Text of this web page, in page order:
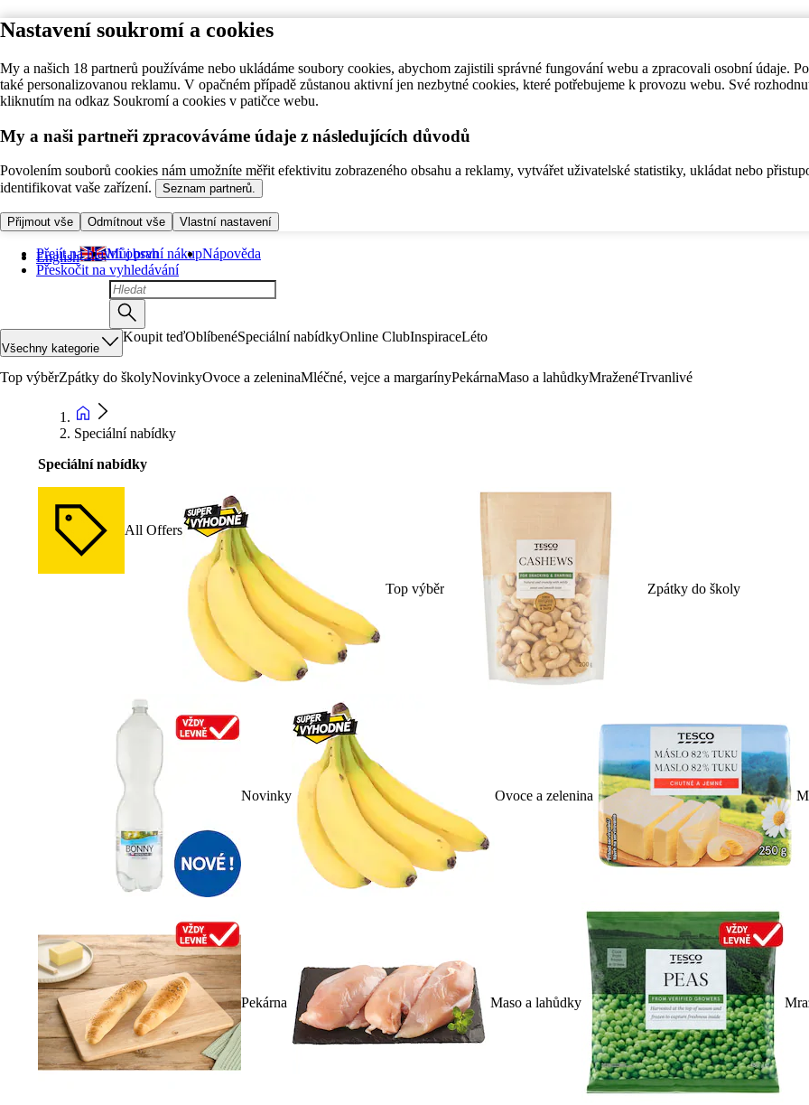
Nastavení soukromí a cookies
My a našich 18 partnerů používáme nebo ukládáme soubory cookies, abychom zajistili správné fungování webu a zpracovali osobní údaje.
také personalizovanou reklamu. V opačném případě zůstanou aktivní jen nezbytné cookies, které potřebujeme k provozu webu. Své
kliknutím na odkaz Soukromí a cookies v patičce webu.
My a naši partneři zpracováváme údaje z následujících důvodů
Povolením souborů cookies nám umožníte měřit efektivitu zobrazeného obsahu a reklamy, vytvářet uživatelské statistiky, ukládat nebo
identifikovat vaše zařízení.
Seznam partnerů.
Přijmout vše Odmítnout vše Vlastní nastavení
Přejít na hlavní obsah
Přeskočit na vyhledávání
English Můj první nákupNápověda
Všechny kategorie
Koupit teďOblíbenéSpeciální nabídkyOnline ClubInspiraceLéto
Top výběrZpátky do školyNovinkyOvoce a zeleninaMléčné, vejce a margarínyPekárnaMaso a lahůdkyMraženéTrvanlivé
Speciální nabídky
Speciální nabídky
All Offers
Top výběr Zpátky do školy
Novinky Ovoce a zelenina
Pekárna Maso a lahůdky